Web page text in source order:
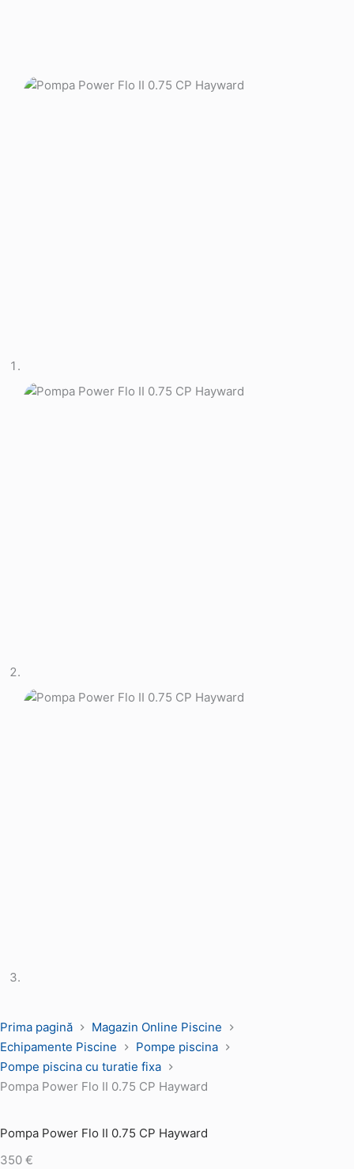
Prima pagină
Magazin Online Piscine
Echipamente Piscine
Pompe piscina
Pompe piscina cu turatie fixa
Pompa Power Flo II 0.75 CP Hayward
Pompa Power Flo II 0.75 CP Hayward
350 €